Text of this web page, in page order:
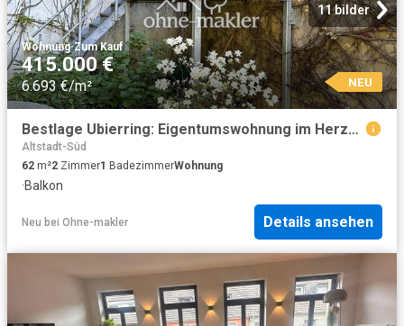
11 bilder
Wohnung·Zum Kauf
415.000 €
6.693 €/m² NEU
Bestlage Ubierring: Eigentumswohnung im Herzen der Südstadt
Altstadt-Süd
62 m²2 Zimmer1 BadezimmerWohnung
·Balkon
Neu bei Ohne-makler Details ansehen